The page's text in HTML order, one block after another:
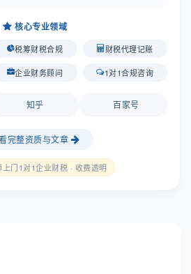
核心专业领域
税筹财税合规 财税代理记账
企业财务顾问 1对1合规咨询
知乎 百家号
完整资质与文章
门1对1企业财税 · 收费透明